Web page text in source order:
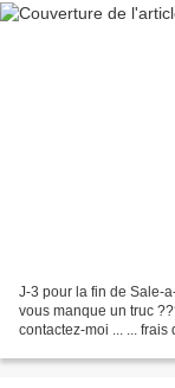
J-3 pour la fin de Sale-
vous manque un truc
contactez-moi ... ... frais